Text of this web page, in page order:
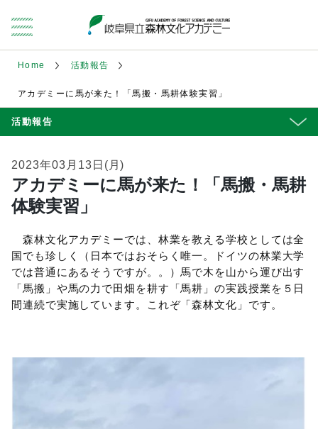
Home 活動報告
アカデミーに馬が来た！「馬搬・馬耕体験実習」
活動報告
2023年03月13日(月)
アカデミーに馬が来た！「馬搬・馬耕
体験実習」
森林文化アカデミーでは、林業を教える学校としては全
国でも珍しく（日本ではおそらく唯一。ドイツの林業大学
では普通にあるそうですが。。）馬で木を山から運び出す
「馬搬」や馬の力で田畑を耕す「馬耕」の実践授業を５日
間連続で実施しています。これぞ「森林文化」です。